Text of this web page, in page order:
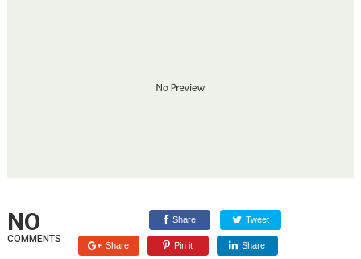
NO
COMMENTS
Share Tweet
Share Pin it Share